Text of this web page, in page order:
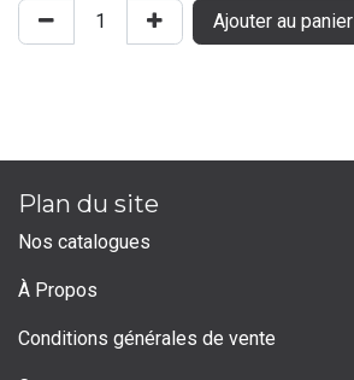
Ajouter au panier
Plan du site
Nos catalogues
À Propos
Conditions générales de vente